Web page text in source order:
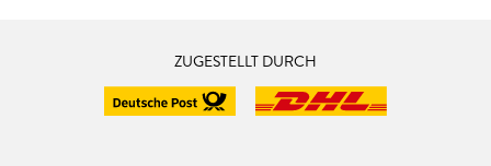
ZUGESTELLT DURCH